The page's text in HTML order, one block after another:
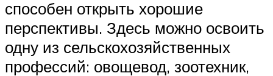
способен открыть хорошие
перспективы. Здесь можно освоить
одну из сельскохозяйственных
профессий: овощевод, зоотехник,